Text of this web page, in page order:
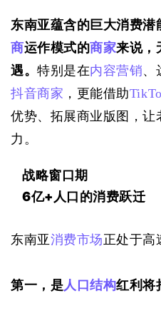
东南亚蕴含的巨大消费潜
商运作模式的商家来说，
遇。特别是在内容营销、
抖音商家 ，更能借助
优势、拓展商业版图，让
力。
战略窗口期
6亿+人口的消费跃迁
东南亚消费市场正处于高
第一，是人口结构红利将